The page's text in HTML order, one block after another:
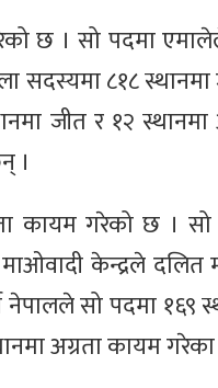
छ । सो पदमा
सदस्यमा ८१८
जीत र १२ स्थानमा
।
कायम गरेको छ ।
केन्द्रले दलित
सो पदमा १६९
अग्रता कायम